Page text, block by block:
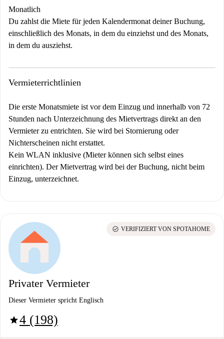
Monatlich
Du zahlst die Miete für jeden Kalendermonat deiner Buchung,
einschließlich des Monats, in dem du einziehst und des Monats,
in dem du ausziehst.
Vermieterrichtlinien
Die erste Monatsmiete ist vor dem Einzug und innerhalb von 72
Stunden nach Unterzeichnung des Mietvertrags direkt an den
Vermieter zu entrichten. Sie wird bei Stornierung oder
Nichterscheinen nicht erstattet.
Kein WLAN inklusive (Mieter können sich selbst eines
einrichten). Der Mietvertrag wird bei der Buchung, nicht beim
Einzug, unterzeichnet.
Privater Vermieter
Dieser Vermieter spricht Englisch
star4 (198)
check_circle VERIFIZIERT VON SPOTAHOME